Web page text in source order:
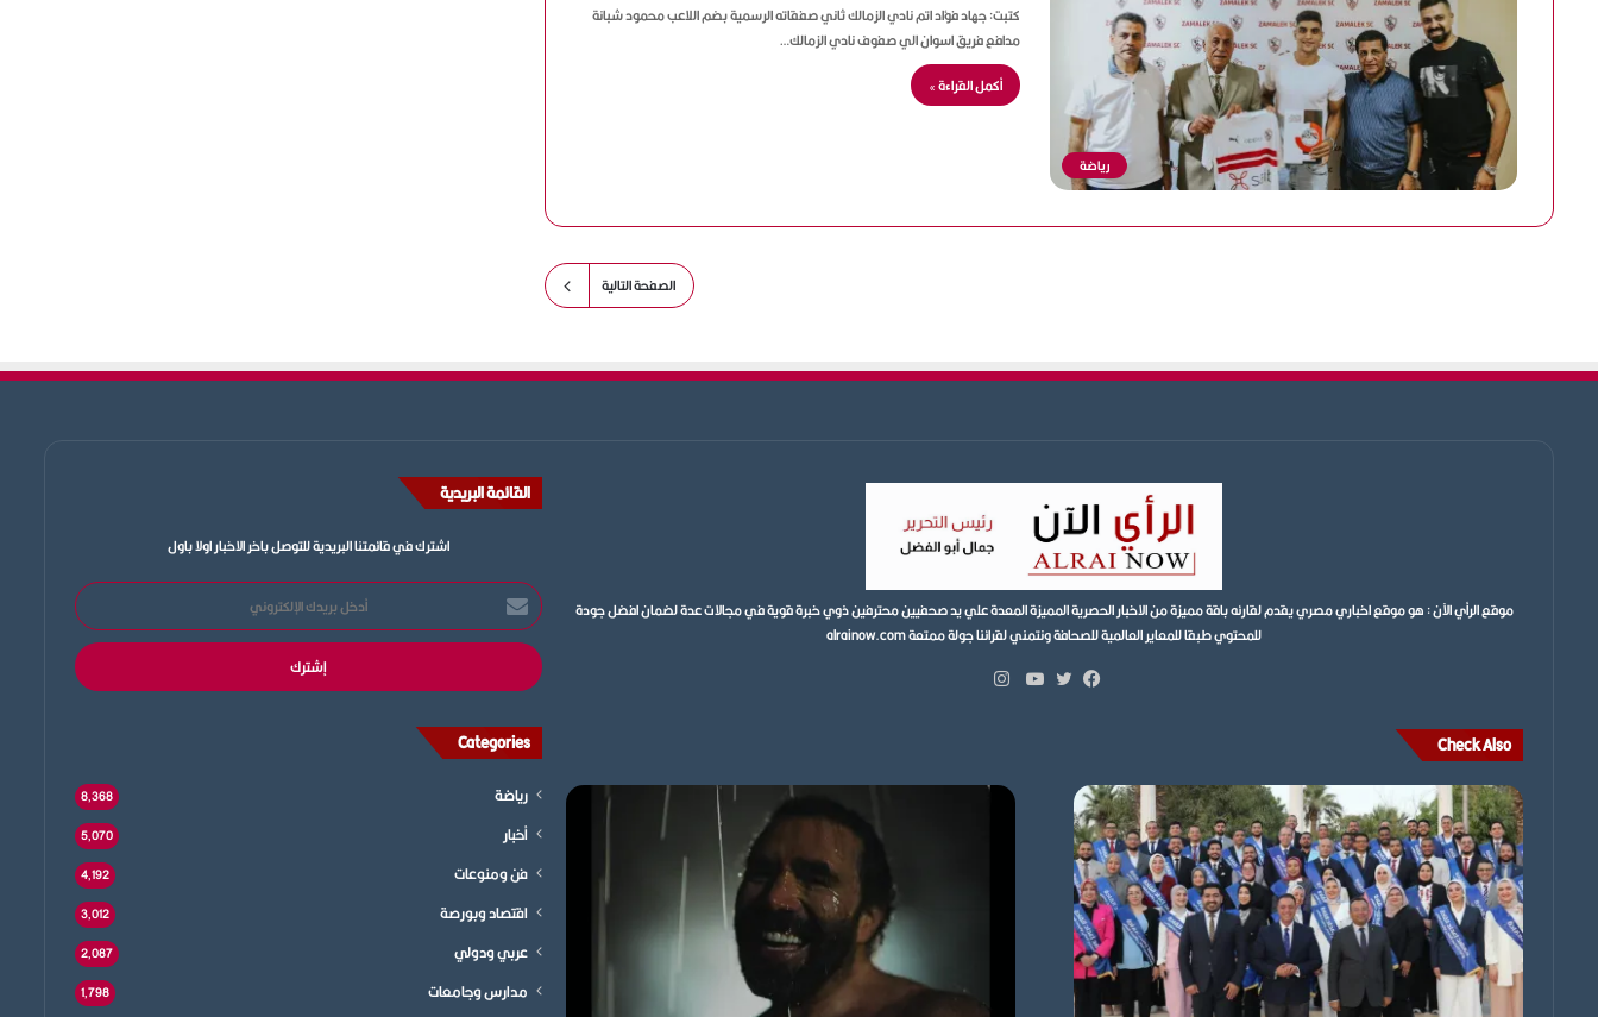
رياضة
كتبت: جهاد فؤاد اتم نادي الزمالك ثاني صفقاته الرسمية بضم اللاعب محمود شبانة
مدافع فريق اسوان الي صفوف نادي الزمالك…
أكمل القراءة »
الصفحة التالية
موقع الرأي الآن : هو موقع اخباري مصري يقدم لقارئه باقة مميزة من الاخبار الحصرية المميزة المعدة علي يد صحفيين محترفين ذوي خبرة قوية في مجالات عدة لضمان افضل جودة
للمحتوي طبقا للمعاير العالمية للصحافة ونتمني لقرائنا جولة ممتعة alrainow.com
Check Also
القائمة البريدية
اشترك في قائمتنا البريدية للتوصل باخر الاخبار اولا باول
أدخل
بريدك
الإلكتروني
Categories
رياضة 8٬368
أخبار 5٬070
فن ومنوعات 4٬192
اقتصاد وبورصة 3٬012
عربي ودولي 2٬087
مدارس وجامعات 1٬798